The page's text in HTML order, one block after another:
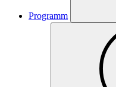
Programm